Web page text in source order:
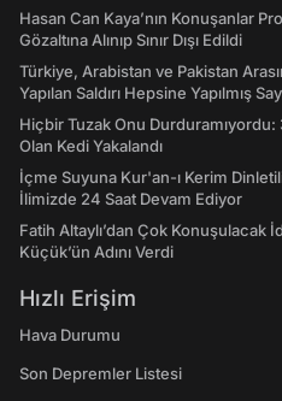
Hasan Can Kaya’nın Konuşanlar
Gözaltına Alınıp Sınır Dışı Edildi
Türkiye, Arabistan ve Pakistan
Yapılan Saldırı Hepsine Yapılmış
Hiçbir Tuzak Onu Durduramıyordu:
Olan Kedi Yakalandı
İçme Suyuna Kur'an-ı Kerim
İlimizde 24 Saat Devam Ediyor
Fatih Altaylı’dan Çok Konuşulacak
Küçük’ün Adını Verdi
Hızlı Erişim
Hava Durumu
Son Depremler Listesi